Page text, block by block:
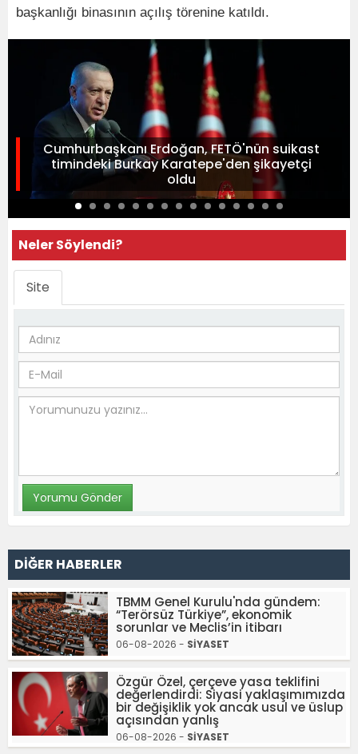
başkanlığı binasının açılış törenine katıldı.
Cumhurbaşkanı Erdoğan, FETÖ'nün suikast
timindeki Burkay Karatepe'den şikayetçi
oldu
Neler Söylendi?
Site
DİĞER HABERLER
TBMM Genel Kurulu'nda gündem:
“Terörsüz Türkiye”, ekonomik
sorunlar ve Meclis’in itibarı
06-08-2026 - SİYASET
Özgür Özel, çerçeve yasa teklifini
değerlendirdi: Siyasi yaklaşımımızda
bir değişiklik yok ancak usul ve üslup
açısından yanlış
06-08-2026 - SİYASET